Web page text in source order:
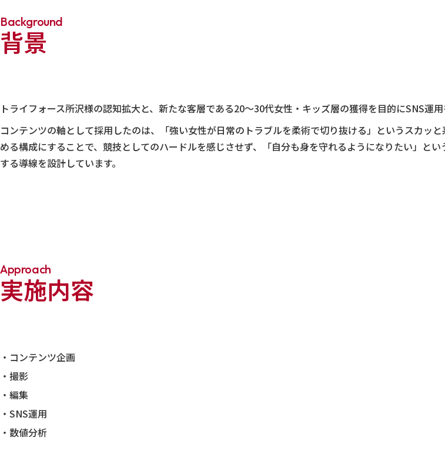
Background
背景
トライフォース所沢様の認知拡大と、新たな客層である20〜30代女性・キッズ層の獲得を目的にSNS運用
コンテンツの軸として採用したのは、「強い女性が日常のトラブルを柔術で切り抜ける」というスカッ
める構成にすることで、競技としてのハードルを感じさせず、「自分も身を守れるようになりたい」と
する導線を設計しています。
Approach
実施内容
・コンテンツ企画
・撮影
・編集
・SNS運用
・数値分析